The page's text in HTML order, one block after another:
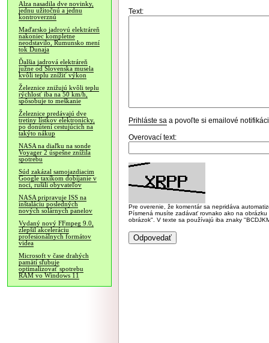
Alza nasadila dve novinky,
jednu užitočnú a jednu
kontroverznú
Maďarsko jadrovú elektráreň
nakoniec kompletne
neodstavilo, Rumunsko mení
tok Dunaja
Ďalšia jadrová elektráreň
južne od Slovenska musela
kvôli teplu znížiť výkon
Železnice znižujú kvôli teplu
rýchlosť iba na 50 km/h,
spôsobuje to meškanie
Železnice predávajú dve
tretiny lístkov elektronicky,
po donútení cestujúcich na
takýto nákup
NASA na diaľku na sonde
Voyager 2 úspešne znížila
spotrebu
Súd zakázal samojazdiacim
Google taxíkom dobíjanie v
noci, rušili obyvateľov
NASA pripravuje ISS na
inštaláciu posledných
nových solárnych panelov
Vydaný nový FFmpeg 9.0,
zlepšil akceleráciu
profesionálnych formátov
videa
Microsoft v čase drahých
pamätí sľubuje
optimalizovať spotrebu
RAM vo Windows 11
Text:
Prihláste sa a povoľte si emailové
Overovací text:
Pre overenie, že komentár sa nepridáva
Písmená musíte zadávať rovnako ako na
obrázok". V texte sa používajú iba znaky